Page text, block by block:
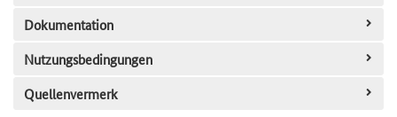
Dokumentation
Nutzungsbedingungen
Quellenvermerk